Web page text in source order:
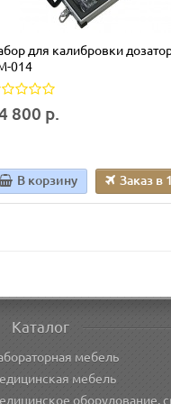
для калибровки
014
800 р.
В корзину Заказ в
Каталог
мебель
мебель
оборудование,